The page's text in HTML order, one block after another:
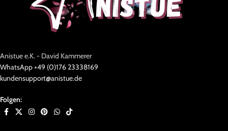
Anistue e.K. - David Kammerer
WhatsApp +49 (0)176 23338169
kundensupport@anistue.de
Folgen: